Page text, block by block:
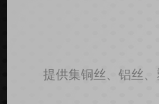
提供集铜丝、铝丝